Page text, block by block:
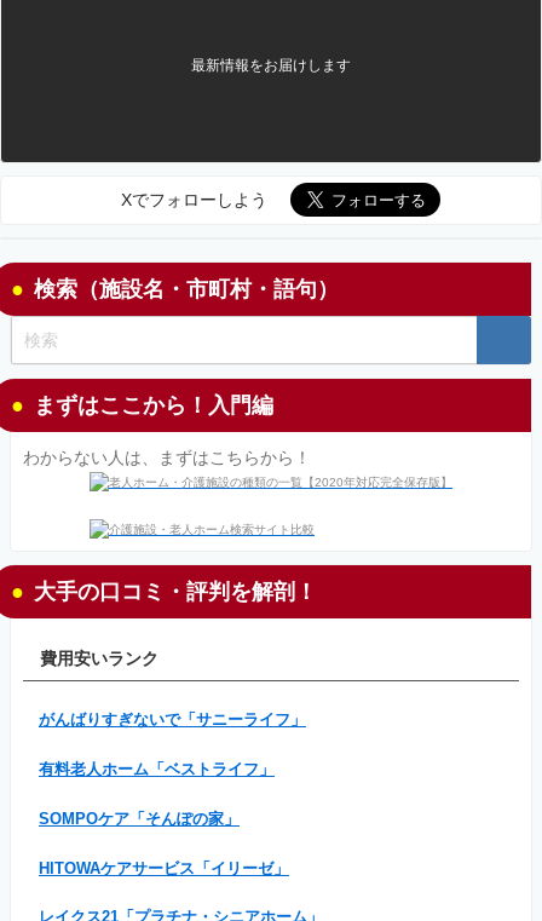
最新情報をお届けします
Xでフォローしよう
検索（施設名・市町村・語句）
まずはここから！入門編
わからない人は、まずはこちらから！
大手の口コミ・評判を解剖！
費用安いランク
がんばりすぎないで「サニーライフ」
有料老人ホーム「ベストライフ」
SOMPOケア「そんぽの家」
HITOWAケアサービス「イリーゼ」
レイクス21「プラチナ・シニアホーム」